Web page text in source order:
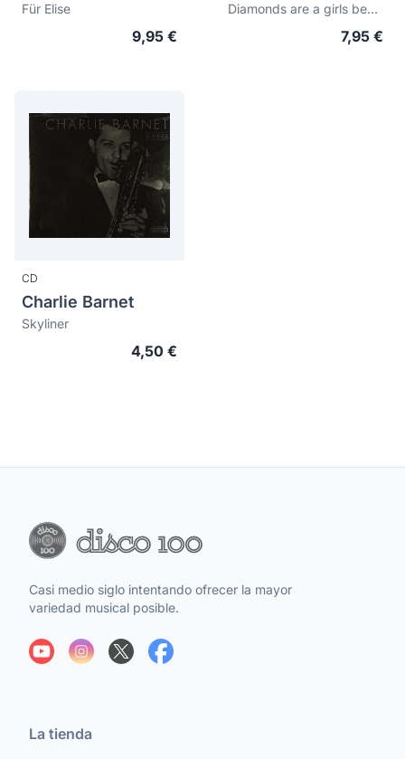
Für Elise
9,95 €
Diamonds are a girls best friend
7,95 €
CD
Charlie Barnet
Skyliner
4,50 €
Casi medio siglo intentando ofrecer la mayor
variedad musical posible.
La tienda